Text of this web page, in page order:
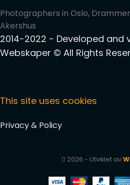
Photographers in Oslo,
Akershus
2014-2022 - Developed and
Webskaper © All Rights
This site uses cookies
Privacy & Policy
2026 - Utviklet av